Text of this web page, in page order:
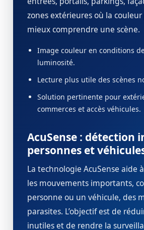
zones extérieures où la
mieux comprendre une scène.
Image couleur en conditions
luminosité.
Lecture plus utile des scènes
Solution pertinente pour
commerces et accès véhicules.
AcuSense : détection
personnes et
La technologie AcuSense aide
les mouvements importants,
personne ou un véhicule, des
parasites. L’objectif est de
inutiles et de rendre la